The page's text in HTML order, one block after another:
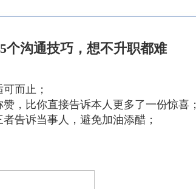
个沟通技巧，想不升职都难
而止；
，比你直接告诉本人更多了一份惊喜；
告诉当事人，避免加油添醋；